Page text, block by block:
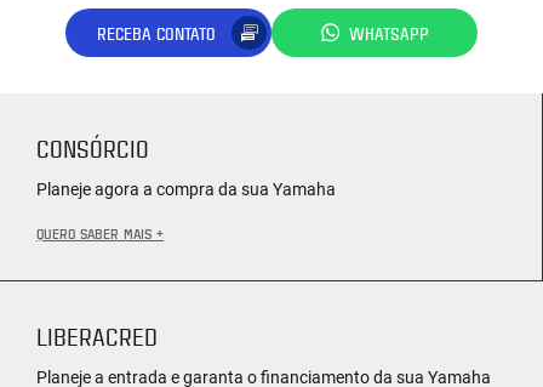
RECEBA CONTATO WHATSAPP
CONSÓRCIO
Planeje agora a compra da sua Yamaha
QUERO SABER MAIS +
LIBERACRED
Planeje a entrada e garanta o financiamento da sua Yamaha